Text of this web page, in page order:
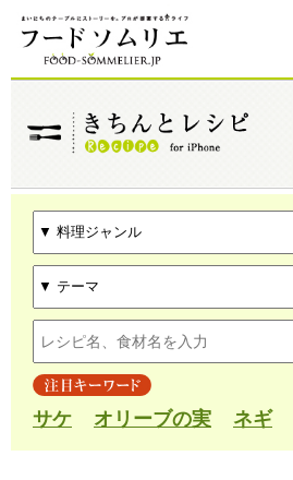
サケ オリーブの実 ネギ